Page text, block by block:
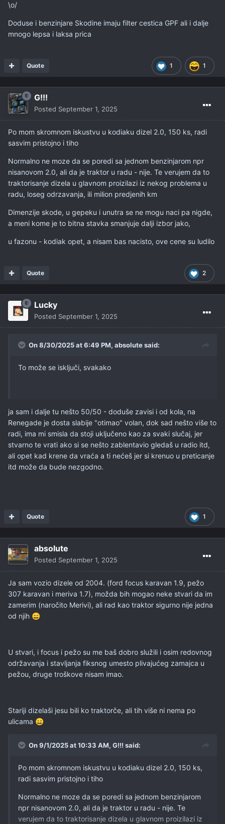
\o/
Doduse i benzinjare Skodine imaju filter cestica GPF ali i dalje
mnogo lepsa i laksa prica
1 1
Quote
G!!!
Posted September 1, 2025
Po mom skromnom iskustvu u kodiaku dizel 2.0, 150 ks, radi
sasvim pristojno i tiho
Normalno ne moze da se poredi sa jednom benzinjarom npr
nisanovom 2.0, ali da je traktor u radu - nije. Te verujem da to
traktorisanje dizela u glavnom proizilazi iz nekog problema u
radu, loseg odrzavanja, ili milion predjenih km
Dimenzije skode, u gepeku i unutra se ne mogu naci pa nigde,
a meni kome je to bitna stavka smanjuje dalji izbor jako,
u fazonu - kodiak opet, a nisam bas nacisto, ove cene su ludilo
2
Quote
Lucky
Posted September 1, 2025
On 8/30/2025 at 6:49 PM, absolutesaid:
To može se isključi, svakako
ja sam i dalje tu nešto 50/50 - doduše zavisi i od kola, na
Renegade je dosta slabije "otimao" volan, dok sad nešto više to
radi, ima mi smisla da stoji uključeno kao za svaki slučaj, jer
stvarno te vrati ako si se nešto zablentavio gledaš u radio itd,
ali opet kad krene da vraća a ti nećeš jer si krenuo u preticanje
itd može da bude nezgodno.
1
Quote
absolute
Posted September 1, 2025
Ja sam vozio dizele od 2004. (ford focus karavan 1.9, pežo
307 karavan i meriva 1.7), možda bih mogao neke stvari da im
zamerim (naročito Merivi), ali rad kao traktor sigurno nije jedna
od njih 😄
U stvari, i focus i pežo su me baš dobro služili i osim redovnog
održavanja i stavljanja fiksnog umesto plivajućeg zamajca u
pežou, druge troškove nisam imao.
Stariji dizelaši jesu bili ko traktorče, ali tih više ni nema po
ulicama 😄
On 9/1/2025 at 10:33 AM, G!!! said:
Po mom skromnom iskustvu u kodiaku dizel 2.0, 150 ks,
radi sasvim pristojno i tiho
Normalno ne moze da se poredi sa jednom benzinjarom
npr nisanovom 2.0, ali da je traktor u radu - nije. Te
verujem da to traktorisanje dizela u glavnom proizilazi iz